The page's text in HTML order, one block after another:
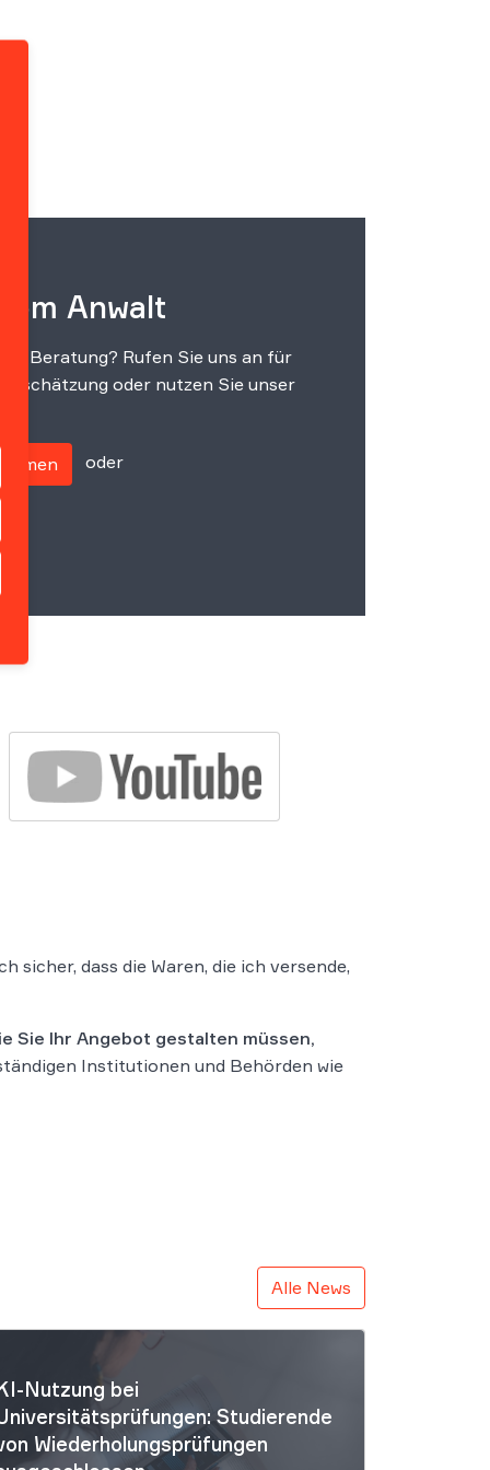
Anwalt
Beratung? Rufen Sie uns an für
oder nutzen Sie unser
oder
sicher, dass die Waren, die ich versende,
Sie Ihr Angebot gestalten müssen,
Institutionen und Behörden wie
Alle News
Nutzung bei
Studierende
Wiederholungsprüfungen